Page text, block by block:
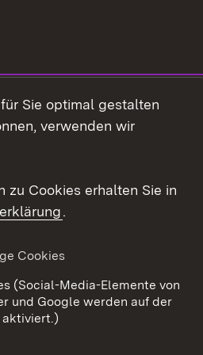
Impressum
Sie optimal gestalten
verwenden wir
zu Cookies erhalten Sie in
.
Cookies
(Social-Media-Elemente von
und Google werden auf der
aktiviert.)